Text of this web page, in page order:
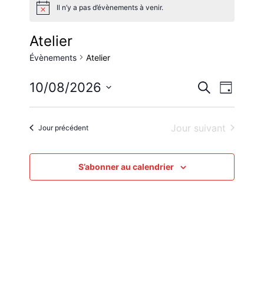
Il n’y a pas d’évènements à venir.
Atelier
Évènements Atelier
et
de
Recherche
de
Jour
10/08/2026
Sélectionnez
Jour précédent Jour suivant
S’abonner au calendrier